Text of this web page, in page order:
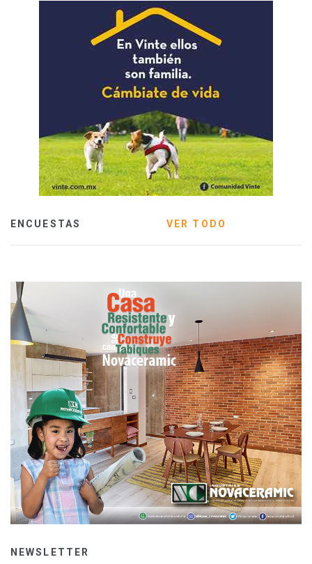
ENCUESTAS VER TODO
NEWSLETTER